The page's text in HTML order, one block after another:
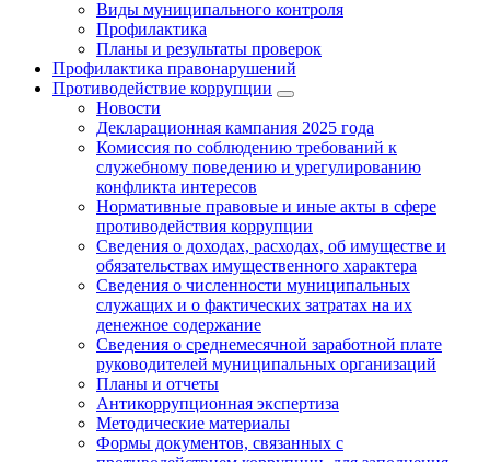
Виды муниципального контроля
Профилактика
Планы и результаты проверок
Профилактика правонарушений
Противодействие коррупции
Новости
Декларационная кампания 2025 года
Комиссия по соблюдению требований к
служебному поведению и урегулированию
конфликта интересов
Нормативные правовые и иные акты в сфере
противодействия коррупции
Сведения о доходах, расходах, об имуществе и
обязательствах имущественного характера
Сведения о численности муниципальных
служащих и о фактических затратах на их
денежное содержание
Сведения о среднемесячной заработной плате
руководителей муниципальных организаций
Планы и отчеты
Антикоррупционная экспертиза
Методические материалы
Формы документов, связанных с